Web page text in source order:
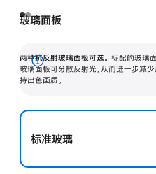
玻璃面板
两种抗反射玻璃面板可选。 标配的玻璃
玻璃面板可分散反射光，从而进一步减
持出色画质。
展
开
标准玻璃